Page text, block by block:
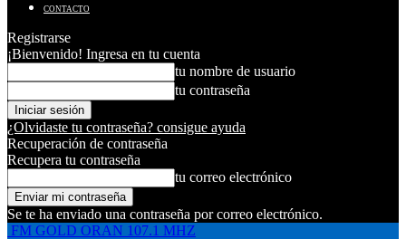
CONTACTO
Registrarse
¡Bienvenido! Ingresa en tu cuenta
tu nombre de usuario
tu contraseña
¿Olvidaste tu contraseña? consigue ayuda
Recuperación de contraseña
Recupera tu contraseña
tu correo electrónico
Se te ha enviado una contraseña por correo electrónico.
FM GOLD ORAN 107.1 MHZ